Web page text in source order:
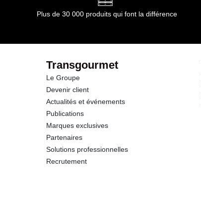
Plus de 30 000 produits qui font la différence
Transgourmet
Le Groupe
Devenir client
Actualités et événements
Publications
Marques exclusives
Partenaires
Solutions professionnelles
Recrutement